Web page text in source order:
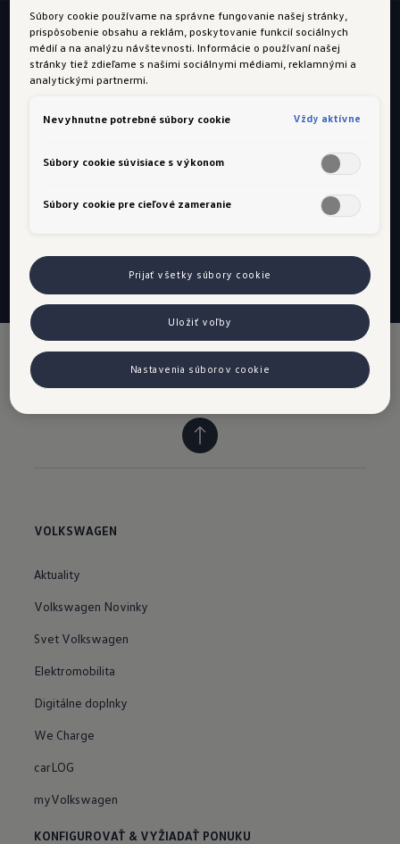
NovýT-Crossužod 20 190 €
Aj ako akciová verzia LIMITED s výbavou
Dodatočný bonus 1 400 € pri financovaní
prostredníctvom Porsche Finance Group
Viac o modeli T-Cross
VOLKSWAGEN
Aktuality
Volkswagen Novinky
Svet Volkswagen
Elektromobilita
Digitálne doplnky
We Charge
carLOG
myVolkswagen
KONFIGUROVAŤ & VYŽIADAŤ PONUKU
Súbory cookie používame na správne fungovanie našej stránky,
prispôsobenie obsahu a reklám, poskytovanie funkcií sociálnych
médií a na analýzu návštevnosti. Informácie o používaní našej
stránky tiež zdieľame s našimi sociálnymi médiami, reklamnými a
analytickými partnermi.
Nevyhnutne potrebné súbory cookie Vždy aktívne
Súbory cookie súvisiace s výkonom
Súbory cookie pre cieľové zameranie
Prijať všetky súbory cookie
Uložiť voľby
Nastavenia súborov cookie